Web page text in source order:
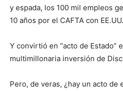
y espada, los 100 mil empleos
10 años por el CAFTA con EE.UU.
Y convirtió en “acto de Estado”
multimillonaria inversión de
Pero, de veras, ¿hay un acto de